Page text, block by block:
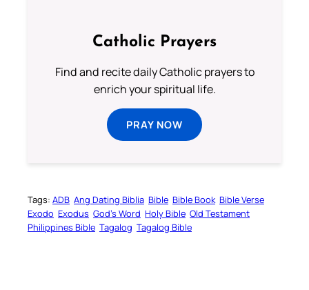
Catholic Prayers
Find and recite daily Catholic prayers to
enrich your spiritual life.
PRAY NOW
Tags: ADB Ang Dating Biblia Bible Bible Book Bible Verse
Exodo Exodus God’s Word Holy Bible Old Testament
Philippines Bible Tagalog Tagalog Bible